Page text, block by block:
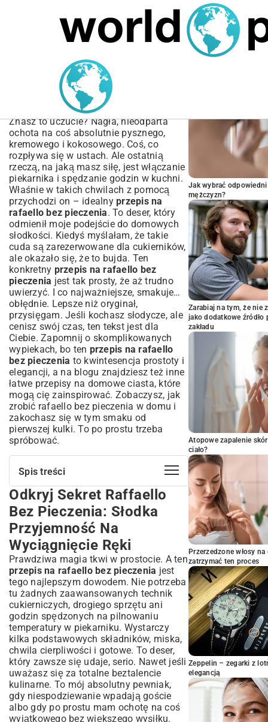
MARIUSZ ŁAMAGA 05.10.2025
Przepis na Raffaello bez
Pieczenia: Idealne Kulki
Kokosowe w Domu
Znasz to uczucie? Nagła, nieodparta
ochota na coś absolutnie pysznego,
kremowego i kokosowego. Coś, co
rozpływa się w ustach. Ale ostatnią
rzeczą, na jaką masz siłę, jest włączanie
piekarnika i spędzanie godzin w kuchni.
Właśnie w takich chwilach z pomocą
przychodzi on – idealny przepis na
rafaello bez pieczenia. To deser, który
odmienił moje podejście do domowych
słodkości. Kiedyś myślałam, że takie
cuda są zarezerwowane dla cukierników,
ale okazało się, że to bujda. Ten
konkretny przepis na rafaello bez
pieczenia jest tak prosty, że aż trudno
uwierzyć. I co najważniejsze, smakuje…
obłędnie. Lepsze niż oryginał,
przysięgam. Jeśli kochasz słodycze, ale
cenisz swój czas, ten tekst jest dla
Ciebie. Zapomnij o skomplikowanych
wypiekach, bo ten przepis na rafaello
bez pieczenia to kwintesencja prostoty i
elegancji, a na blogu znajdziesz też inne
łatwe przepisy na domowe ciasta, które
mogą cię zainspirować. Zobaczysz, jak
zrobić rafaello bez pieczenia w domu i
zakochasz się w tym smaku od
pierwszej kulki. To po prostu trzeba
spróbować.
Spis treści
Odkryj Sekret Raffaello Bez Pieczenia:
Słodka Przyjemność Na Wyciągnięcie
Ręki
Dlaczego Raffaello Bez Pieczenia To
Twój Idealny Deser?
Szybkość i Prostota: Przygotuj w Kilka
Chwil
Niezapomniany Smak Bez Włączania
Piekarnika
Niezbędne Składniki na Perfekcyjne
Raffaello
Lista Podstawowych Produktów
Jak Wybrać Najlepsze Składniki?
Przepis Krok Po Kroku: Stwórz Magię
Raffaello
Przygotowanie Kremowej Masy Kokosowej
Formowanie Apetycznych Kulek z
Migdałem
Odkryj Sekret Raffaello
Bez Pieczenia: Słodka
Przyjemność Na
Wyciągnięcie Ręki
Prawdziwa magia tkwi w prostocie. A ten
przepis na rafaello bez pieczenia jest
tego najlepszym dowodem. Nie potrzeba
tu żadnych zaawansowanych technik
cukierniczych, drogiego sprzętu ani
godzin spędzonych na pilnowaniu
temperatury w piekarniku. Wystarczy
kilka podstawowych składników, miska,
chwila cierpliwości i gotowe. To deser,
który zawsze się udaje, serio. Nawet jeśli
uważasz się za totalne beztalencie
kulinarne. To mój absolutny pewniak,
gdy niespodziewanie wpadają goście
albo gdy po prostu mam ochotę na coś
wyjątkowego bez większego wysiłku.
Jak wybrać
mężczyzn?
Zarabiaj na tym, że nie
jako dodatkowe
zakładu
Atopowe zapalenie
ciało?
Przerzedzone włosy
zatrzymać ten proces
Zeppelin – zegarki z
elegancją